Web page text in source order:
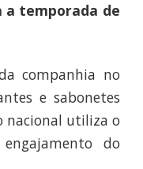
a temporada de
companhia no
e sabonetes
nacional utiliza o
do